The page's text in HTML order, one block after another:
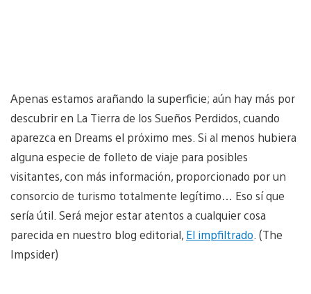
Apenas estamos arañando la superficie; aún hay más por
descubrir en La Tierra de los Sueños Perdidos, cuando
aparezca en Dreams el próximo mes. Si al menos hubiera
alguna especie de folleto de viaje para posibles
visitantes, con más información, proporcionado por un
consorcio de turismo totalmente legítimo… Eso sí que
sería útil. Será mejor estar atentos a cualquier cosa
parecida en nuestro blog editorial, El impfiltrado . (The
Impsider)